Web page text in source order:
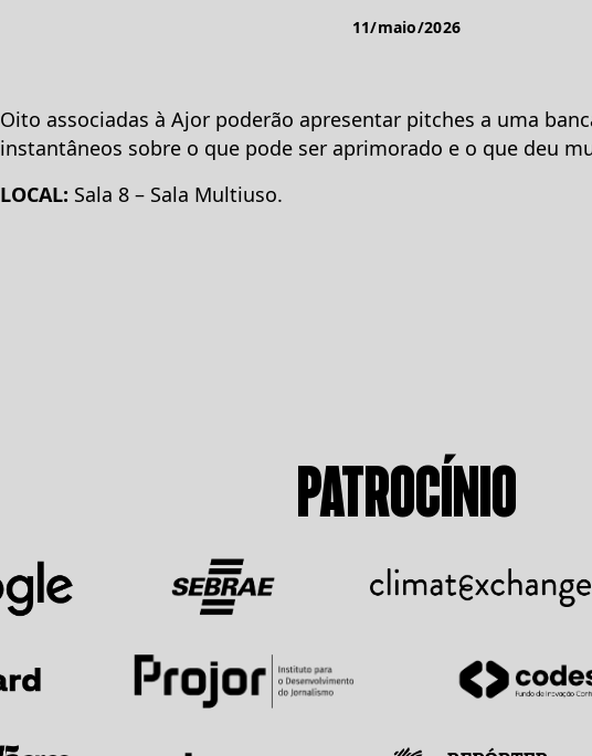
11/maio/2026
Oito associadas à Ajor poderão apresentar pitches a uma
instantâneos sobre o que pode ser aprimorado e o que deu
LOCAL: Sala 8 – Sala Multiuso.
PATROCÍNIO